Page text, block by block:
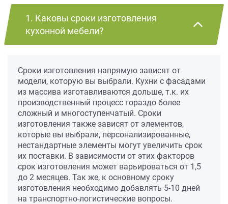
1. Каковы сроки изготовления
кухонной мебели?
Сроки изготовления напрямую зависят от
модели, которую вы выбрали. Кухни с фасадами
из массива изготавливаются дольше, т.к. их
производственный процесс гораздо более
сложный и многоступенчатый. Сроки
изготовления также зависят от элементов,
которые вы выбрали, персонализированные,
нестандартные элементы могут увеличить срок
их поставки. В зависимости от этих факторов
срок изготовления может варьироваться от 1,5
до 2 месяцев. Так же, к основному сроку
изготовления необходимо добавлять 5-10 дней
на транспортно-логистические вопросы.